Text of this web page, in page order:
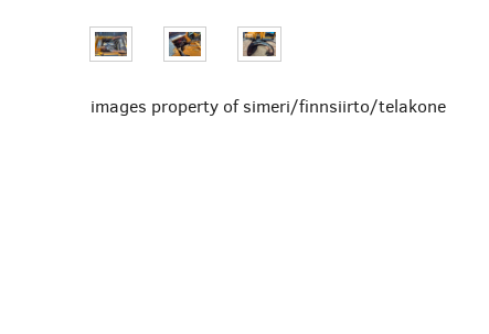
images property of simeri/finnsiirto/telakone